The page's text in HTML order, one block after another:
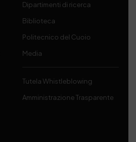
Dipartimenti di ricerca
Biblioteca
Politecnico del Cuoio
Media
Tutela Whistleblowing
Amministrazione Trasparente